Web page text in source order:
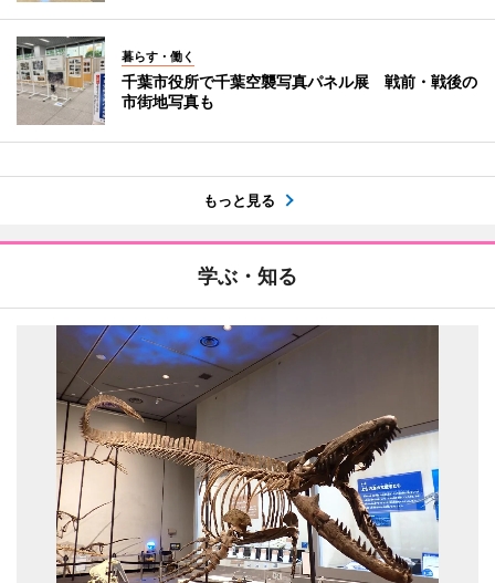
暮らす・働く
千葉市役所で千葉空襲写真パネル展 戦前・戦後の
市街地写真も
もっと見る
学ぶ・知る